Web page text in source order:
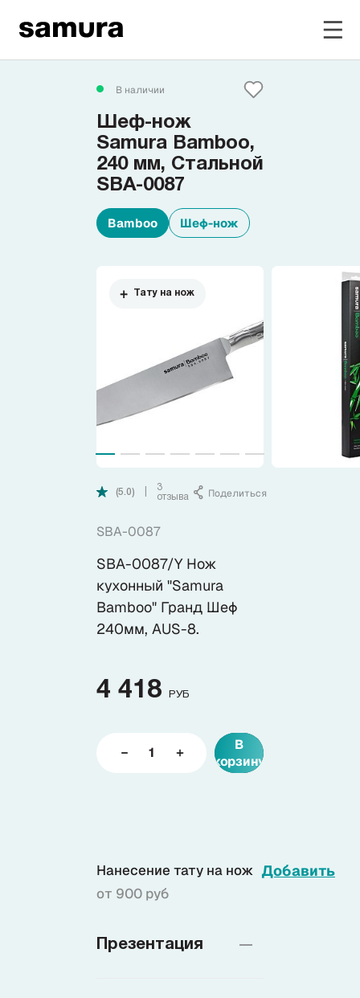
Избранное
Войти в личный кабинет
Смотреть весь каталог
Ножи по видам
Популярные подборки
Аксессуары
+7 (985) 682 65 26
Интернет-магазин (пн-пт 9-18)
Интернет-магазин
В наличии
Шеф-нож
Samura Bamboo,
240 мм, Стальной
SBA-0087
Bamboo Шеф-нож
Тату на нож
(5.0)
3
отзыва
Поделиться
SBA-0087
SBA-0087/Y Нож
кухонный "Samura
Bamboo" Гранд Шеф
240мм, AUS-8.
4 418 РУБ
В
корзину
Нанесение тату на нож
от 900 руб
Добавить
Презентация